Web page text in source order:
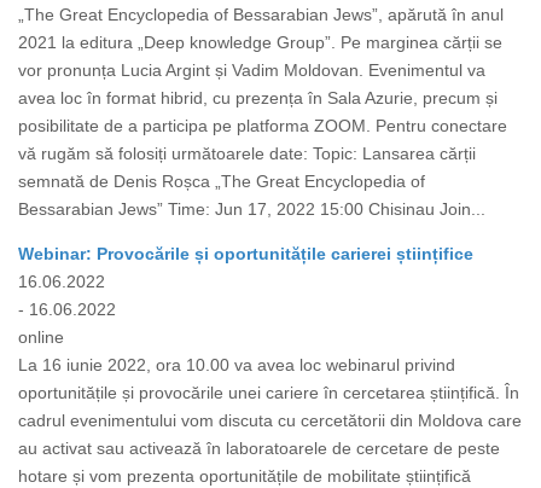
„The Great Encyclopedia of Bessarabian Jews”, apărută în anul
2021 la editura „Deep knowledge Group”. Pe marginea cărții se
vor pronunța Lucia Argint și Vadim Moldovan. Evenimentul va
avea loc în format hibrid, cu prezența în Sala Azurie, precum și
posibilitate de a participa pe platforma ZOOM. Pentru conectare
vă rugăm să folosiți următoarele date: Topic: Lansarea cărții
semnată de Denis Roșca „The Great Encyclopedia of
Bessarabian Jews” Time: Jun 17, 2022 15:00 Chisinau Join...
Webinar: Provocările și oportunitățile carierei științifice
16.06.2022
- 16.06.2022
online
La 16 iunie 2022, ora 10.00 va avea loc webinarul privind
oportunitățile și provocările unei cariere în cercetarea științifică. În
cadrul evenimentului vom discuta cu cercetătorii din Moldova care
au activat sau activează în laboratoarele de cercetare de peste
hotare și vom prezenta oportunitățile de mobilitate științifică